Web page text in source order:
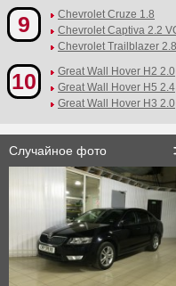
9
Chevrolet Cruze 1.8
Chevrolet Captiva 2.2
Chevrolet Trailblazer
10
Great Wall Hover H2 2.0
Great Wall Hover H5 2.4
Great Wall Hover H3 2.0
Случайное фото